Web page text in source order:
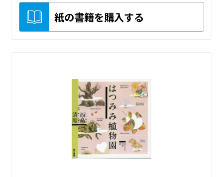
紙の書籍を購入する